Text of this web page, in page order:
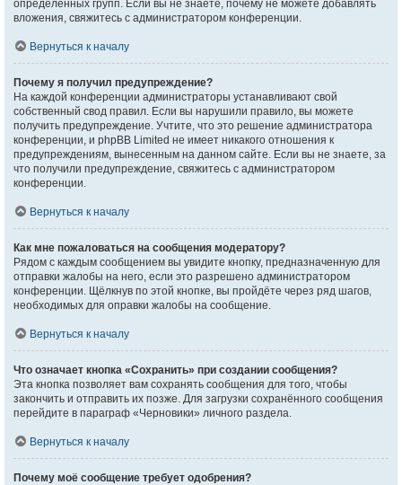
определённых групп. Если вы не знаете, почему не можете добавлять
вложения, свяжитесь с администратором конференции.
Вернуться к началу
Почему я получил предупреждение?
На каждой конференции администраторы устанавливают свой
собственный свод правил. Если вы нарушили правило, вы можете
получить предупреждение. Учтите, что это решение администратора
конференции, и phpBB Limited не имеет никакого отношения к
предупреждениям, вынесенным на данном сайте. Если вы не знаете, за
что получили предупреждение, свяжитесь с администратором
конференции.
Вернуться к началу
Как мне пожаловаться на сообщения модератору?
Рядом с каждым сообщением вы увидите кнопку, предназначенную для
отправки жалобы на него, если это разрешено администратором
конференции. Щёлкнув по этой кнопке, вы пройдёте через ряд шагов,
необходимых для оправки жалобы на сообщение.
Вернуться к началу
Что означает кнопка «Сохранить» при создании сообщения?
Эта кнопка позволяет вам сохранять сообщения для того, чтобы
закончить и отправить их позже. Для загрузки сохранённого сообщения
перейдите в параграф «Черновики» личного раздела.
Вернуться к началу
Почему моё сообщение требует одобрения?